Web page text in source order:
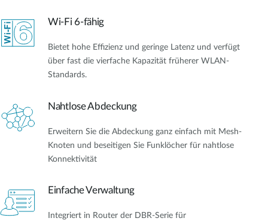
Wi-Fi 6-fähig
Bietet hohe Effizienz und geringe Latenz und verfügt
über fast die vierfache Kapazität früherer WLAN-
Standards.
Nahtlose Abdeckung
Erweitern Sie die Abdeckung ganz einfach mit Mesh-
Knoten und beseitigen Sie Funklöcher für nahtlose
Konnektivität
Einfache Verwaltung
Integriert in Router der DBR-Serie für